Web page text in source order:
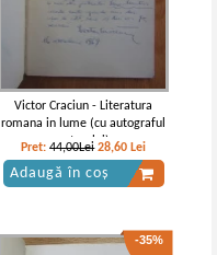
Victor Craciun - Literatura
romana in lume (cu autograful
autorului)
Pret:44,00Lei 28,60 Lei
Adaugă în coș
-35%